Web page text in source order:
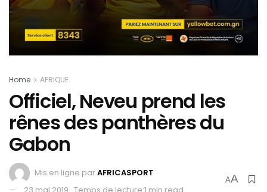
Home AFRIQUE
Officiel, Neveu prend les
rênes des panthères du
Gabon
Mis en ligne parAFRICASPORT
23 mai 2019 Temps de lecture:1 min read
AA